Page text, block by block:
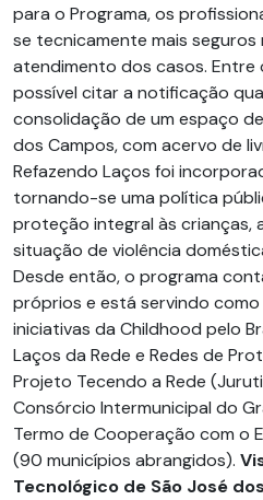
para o Programa, os
se tecnicamente mais
atendimento dos casos. Entre
possível citar a notificação
consolidação de um espaço
dos Campos, com acervo de
Refazendo Laços foi
tornando-se uma política
proteção integral às crianças,
situação de violência
Desde então, o programa
próprios e está servindo
iniciativas da Childhood pelo
Laços da Rede e Redes de
Projeto Tecendo a Rede
Consórcio Intermunicipal do
Termo de Cooperação com o
(90 municípios abrangidos).
Tecnológico de São José